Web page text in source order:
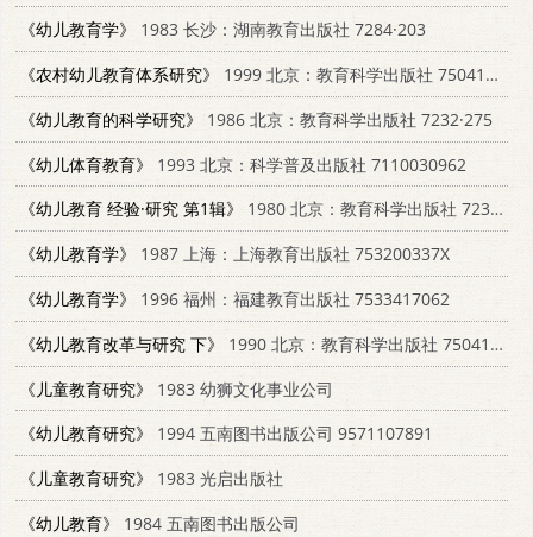
《幼儿教育学》
1983 长沙：湖南教育出版社 7284·203
《农村幼儿教育体系研究》
1999 北京：教育科学出版社 7504119946
《幼儿教育的科学研究》 1986 北京：教育科学出版社 7232·275
《幼儿体育教育》
1993 北京：科学普及出版社 7110030962
《幼儿教育 经验·研究 第1辑》
1980 北京：教育科学出版社 7232·3
《幼儿教育学》
1987 上海：上海教育出版社 753200337X
《幼儿教育学》
1996 福州：福建教育出版社 7533417062
《幼儿教育改革与研究 下》
1990 北京：教育科学出版社 7504105538
《儿童教育研究》
1983 幼狮文化事业公司
《幼儿教育研究》
1994 五南图书出版公司 9571107891
《儿童教育研究》
1983 光启出版社
《幼儿教育》
1984 五南图书出版公司